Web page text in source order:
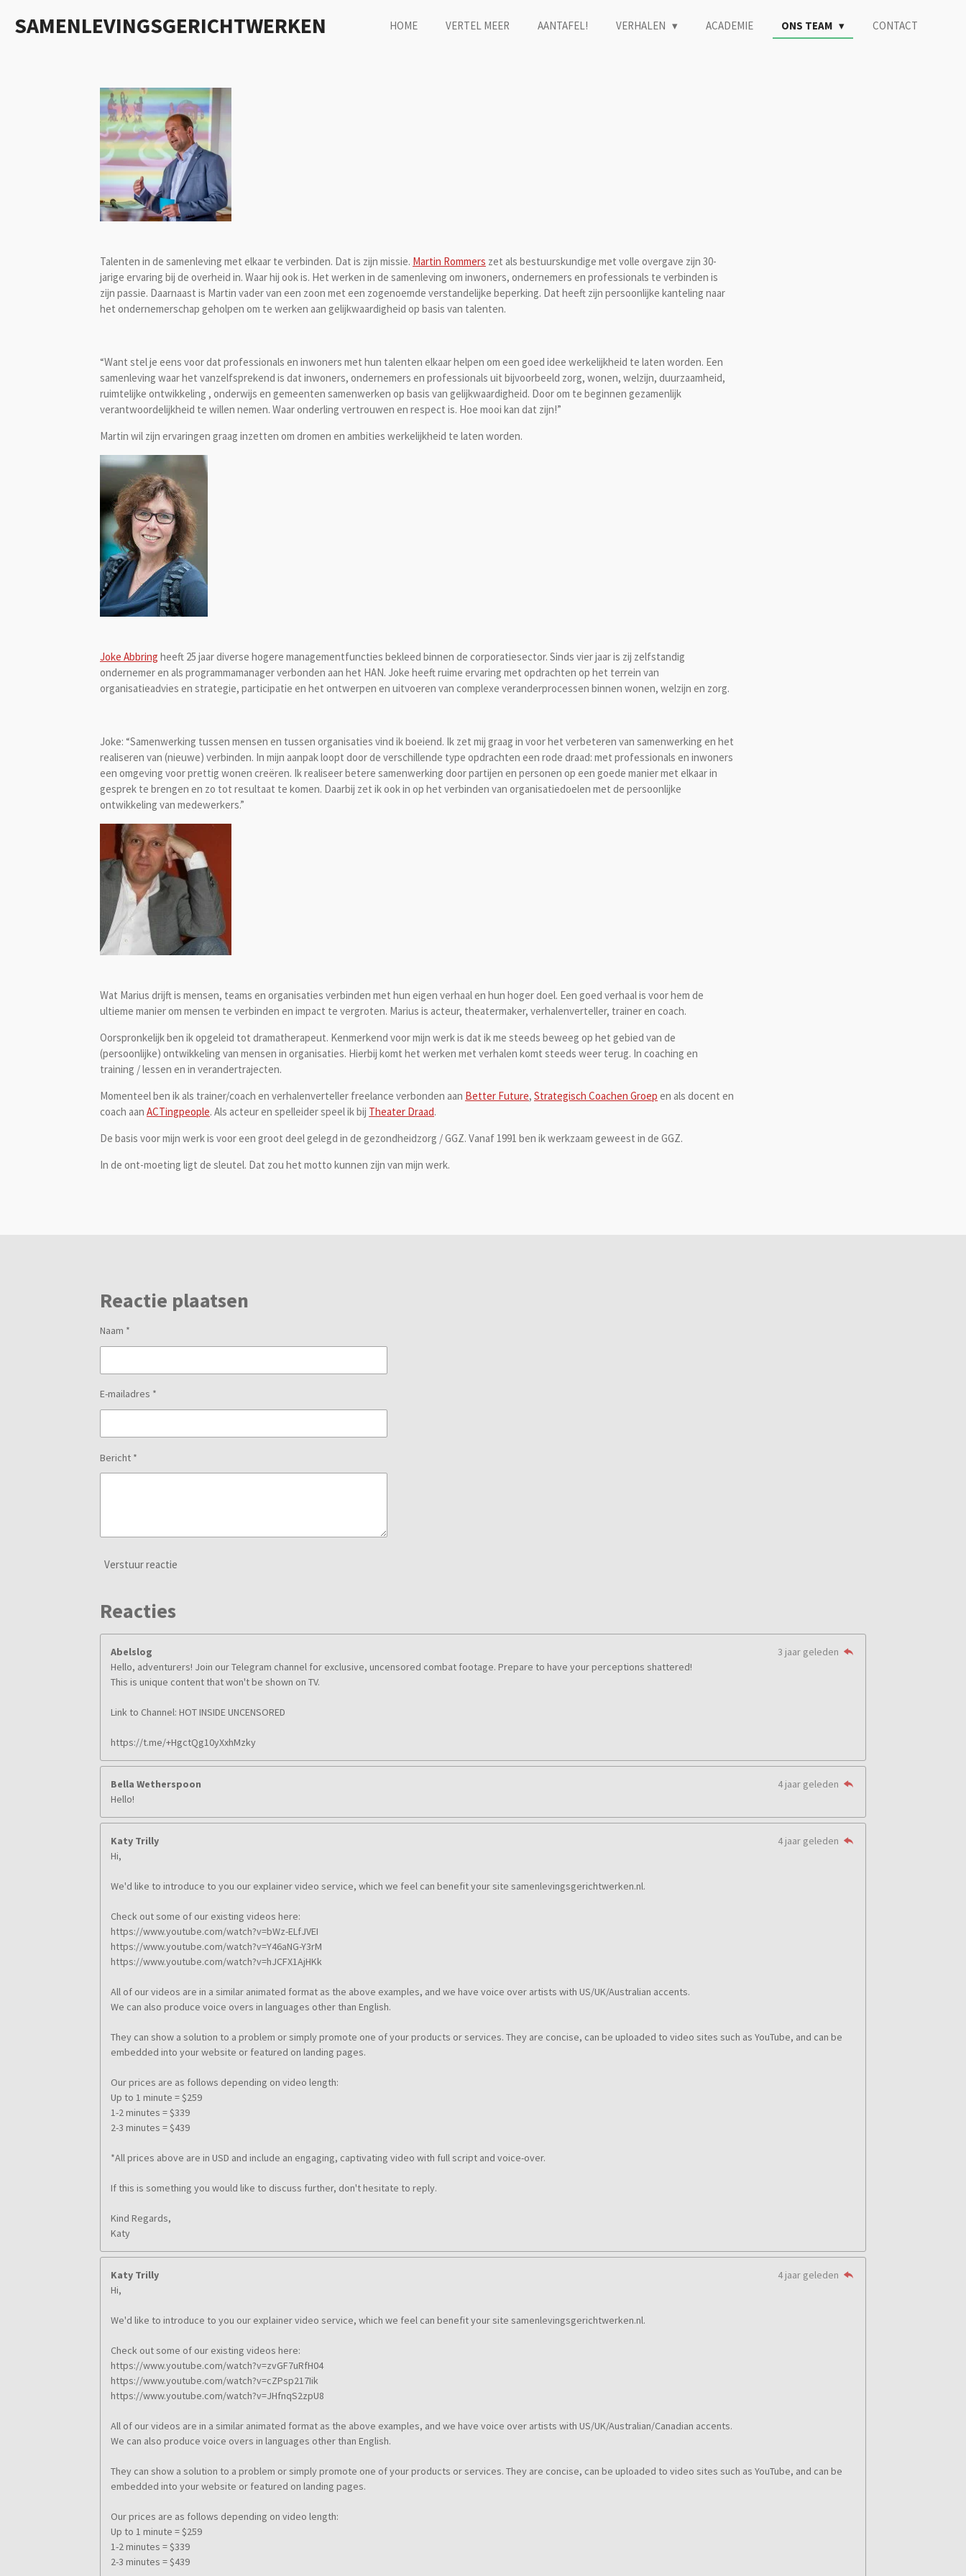
direct
SAMENLEVINGSGERICHTWERKEN HOME VERTEL MEER AANTAFEL! VERHALEN ACADEMIE ONS TEAM CONTACT
Talenten in de samenleving met elkaar te verbinden. Dat is zijn missie. Martin Rommers zet als bestuurskundige met volle overgave zijn 30-
jarige ervaring bij de overheid in. Waar hij ook is. Het werken in de samenleving om inwoners, ondernemers en professionals te verbinden is
zijn passie. Daarnaast is Martin vader van een zoon met een zogenoemde verstandelijke beperking. Dat heeft zijn persoonlijke kanteling naar
het ondernemerschap geholpen om te werken aan gelijkwaardigheid op basis van talenten.
“Want stel je eens voor dat professionals en inwoners met hun talenten elkaar helpen om een goed idee werkelijkheid te laten worden. Een
samenleving waar het vanzelfsprekend is dat inwoners, ondernemers en professionals uit bijvoorbeeld zorg, wonen, welzijn, duurzaamheid,
ruimtelijke ontwikkeling , onderwijs en gemeenten samenwerken op basis van gelijkwaardigheid. Door om te beginnen gezamenlijk
verantwoordelijkheid te willen nemen. Waar onderling vertrouwen en respect is. Hoe mooi kan dat zijn!”
Martin wil zijn ervaringen graag inzetten om dromen en ambities werkelijkheid te laten worden.
Joke Abbring heeft 25 jaar diverse hogere managementfuncties bekleed binnen de corporatiesector. Sinds vier jaar is zij zelfstandig
ondernemer en als programmamanager verbonden aan het HAN. Joke heeft ruime ervaring met opdrachten op het terrein van
organisatieadvies en strategie, participatie en het ontwerpen en uitvoeren van complexe veranderprocessen binnen wonen, welzijn en zorg.
Joke: “Samenwerking tussen mensen en tussen organisaties vind ik boeiend. Ik zet mij graag in voor het verbeteren van samenwerking en het
realiseren van (nieuwe) verbinden. In mijn aanpak loopt door de verschillende type opdrachten een rode draad: met professionals en inwoners
een omgeving voor prettig wonen creëren. Ik realiseer betere samenwerking door partijen en personen op een goede manier met elkaar in
gesprek te brengen en zo tot resultaat te komen. Daarbij zet ik ook in op het verbinden van organisatiedoelen met de persoonlijke
ontwikkeling van medewerkers.”
Wat Marius drijft is mensen, teams en organisaties verbinden met hun eigen verhaal en hun hoger doel. Een goed verhaal is voor hem de
ultieme manier om mensen te verbinden en impact te vergroten. Marius is acteur, theatermaker, verhalenverteller, trainer en coach.
Oorspronkelijk ben ik opgeleid tot dramatherapeut. Kenmerkend voor mijn werk is dat ik me steeds beweeg op het gebied van de
(persoonlijke) ontwikkeling van mensen in organisaties. Hierbij komt het werken met verhalen komt steeds weer terug. In coaching en
training / lessen en in verandertrajecten.
Momenteel ben ik als trainer/coach en verhalenverteller freelance verbonden aan Better Future, Strategisch Coachen Groep en als docent en
coach aan ACTingpeople. Als acteur en spelleider speel ik bij Theater Draad.
De basis voor mijn werk is voor een groot deel gelegd in de gezondheidzorg / GGZ. Vanaf 1991 ben ik werkzaam geweest in de GGZ.
In de ont-moeting ligt de sleutel. Dat zou het motto kunnen zijn van mijn werk.
Reactie plaatsen
Naam *
E-mailadres *
Bericht *
Verstuur reactie
Reacties
Abelslog
3 jaar geleden
Hello, adventurers! Join our Telegram channel for exclusive, uncensored combat footage. Prepare to have your perceptions shattered!
This is unique content that won't be shown on TV.
Link to Channel: HOT INSIDE UNCENSORED
https://t.me/+HgctQg10yXxhMzky
Bella Wetherspoon
4 jaar geleden
Hello!
Katy Trilly
4 jaar geleden
Hi,
We'd like to introduce to you our explainer video service, which we feel can benefit your site samenlevingsgerichtwerken.nl.
Check out some of our existing videos here:
https://www.youtube.com/watch?v=bWz-ELfJVEI
https://www.youtube.com/watch?v=Y46aNG-Y3rM
https://www.youtube.com/watch?v=hJCFX1AjHKk
All of our videos are in a similar animated format as the above examples, and we have voice over artists with US/UK/Australian accents.
We can also produce voice overs in languages other than English.
They can show a solution to a problem or simply promote one of your products or services. They are concise, can be uploaded to video sites such as YouTube, and can be
embedded into your website or featured on landing pages.
Our prices are as follows depending on video length:
Up to 1 minute = $259
1-2 minutes = $339
2-3 minutes = $439
*All prices above are in USD and include an engaging, captivating video with full script and voice-over.
If this is something you would like to discuss further, don't hesitate to reply.
Kind Regards,
Katy
Katy Trilly
4 jaar geleden
Hi,
We'd like to introduce to you our explainer video service, which we feel can benefit your site samenlevingsgerichtwerken.nl.
Check out some of our existing videos here:
https://www.youtube.com/watch?v=zvGF7uRfH04
https://www.youtube.com/watch?v=cZPsp217Iik
https://www.youtube.com/watch?v=JHfnqS2zpU8
All of our videos are in a similar animated format as the above examples, and we have voice over artists with US/UK/Australian/Canadian accents.
We can also produce voice overs in languages other than English.
They can show a solution to a problem or simply promote one of your products or services. They are concise, can be uploaded to video sites such as YouTube, and can be
embedded into your website or featured on landing pages.
Our prices are as follows depending on video length:
Up to 1 minute = $259
1-2 minutes = $339
2-3 minutes = $439